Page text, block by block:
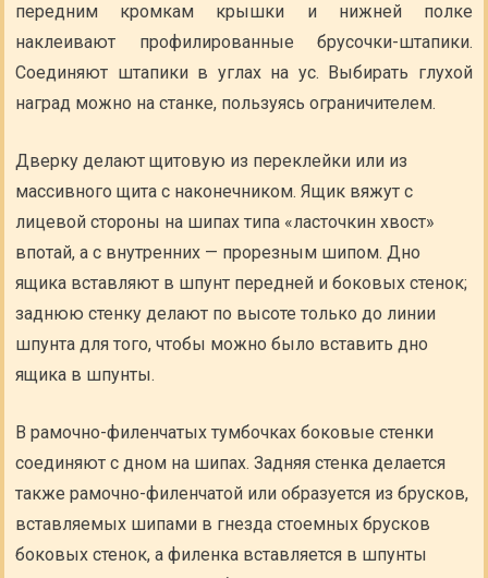
передним кромкам крышки и нижней полке
наклеивают профилированные брусочки-штапики.
Соединяют штапики в углах на ус. Выбирать глухой
наград можно на станке, пользуясь ограничителем.
Дверку делают щитовую из переклейки или из
массивного щита с наконечником. Ящик вяжут с
лицевой стороны на шипах типа «ласточкин хвост»
впотай, а с внутренних — прорезным шипом. Дно
ящика вставляют в шпунт передней и боковых стенок;
заднюю стенку делают по высоте только до линии
шпунта для того, чтобы можно было вставить дно
ящика в шпунты.
В рамочно-филенчатых тумбочках боковые стенки
соединяют с дном на шипах. Задняя стенка делается
также рамочно-филенчатой или образуется из брусков,
вставляемых шипами в гнезда стоемных брусков
боковых стенок, а филенка вставляется в шпунты